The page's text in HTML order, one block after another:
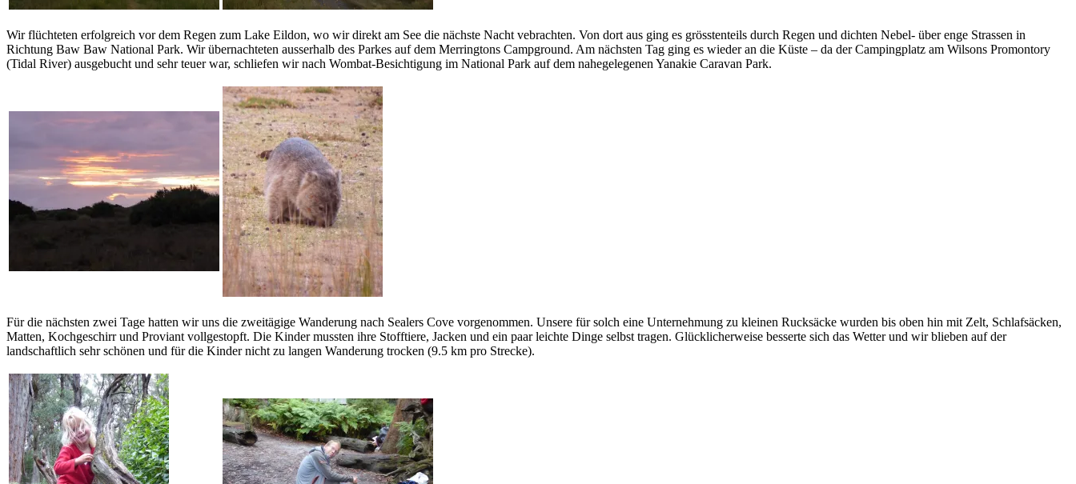
Wir flüchteten erfolgreich vor dem Regen zum Lake Eildon, wo wir direkt am See die nächste Nacht vebrachten. Von dort aus ging es grösstenteils durch Regen und dichten Nebel- über enge Strassen in
Richtung Baw Baw National Park. Wir übernachteten ausserhalb des Parkes auf dem Merringtons Campground. Am nächsten Tag ging es wieder an die Küste – da der Campingplatz am Wilsons Promontory
(Tidal River) ausgebucht und sehr teuer war, schliefen wir nach Wombat-Besichtigung im National Park auf dem nahegelegenen Yanakie Caravan Park.
Für die nächsten zwei Tage hatten wir uns die zweitägige Wanderung nach Sealers Cove vorgenommen. Unsere für solch eine Unternehmung zu kleinen Rucksäcke wurden bis oben hin mit Zelt, Schlafsäcken,
Matten, Kochgeschirr und Proviant vollgestopft. Die Kinder mussten ihre Stofftiere, Jacken und ein paar leichte Dinge selbst tragen. Glücklicherweise besserte sich das Wetter und wir blieben auf der
landschaftlich sehr schönen und für die Kinder nicht zu langen Wanderung trocken (9.5 km pro Strecke).